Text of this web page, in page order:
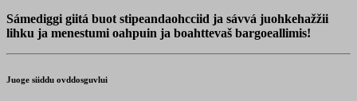
Sámediggi giitá buot stipeandaohcciid ja sávvá juohkehažžii
lihku ja menestumi oahpuin ja boahttevaš bargoeallimis!
Juoge siiddu ovddosguvlui